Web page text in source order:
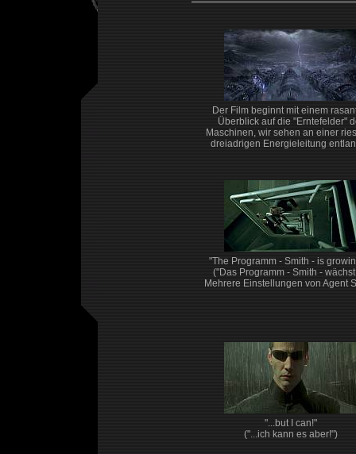
Der Film beginnt mit einem
Überblick auf die "Erntefelder"
Maschinen, wir sehen an einer
dreiadrigen Energieleitung
"The Programm - Smith - is
("Das Programm - Smith -
Mehrere Einstellungen von Agent
"...but I can!"
("...ich kann es aber!")